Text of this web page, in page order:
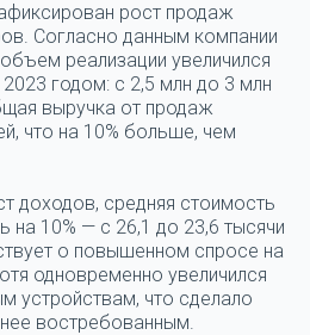
рост продаж
Согласно данным компании
реализации увеличился
годом: с 2,5 млн до 3 млн
выручка от продаж
что на 10% больше, чем
доходов, средняя стоимость
на 10% — с 26,1 до 23,6 тысячи
о повышенном спросе на
одновременно увеличился
устройствам, что сделало
востребованным.